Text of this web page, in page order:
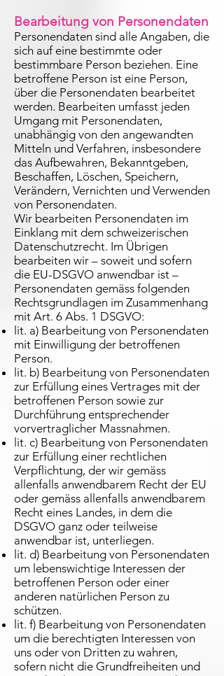
Bearbeitung von Personendaten
Personendaten sind alle Angaben, die
sich auf eine bestimmte oder
bestimmbare Person beziehen. Eine
betroffene Person ist eine Person,
über die Personendaten bearbeitet
werden. Bearbeiten umfasst jeden
Umgang mit Personendaten,
unabhängig von den angewandten
Mitteln und Verfahren, insbesondere
das Aufbewahren, Bekanntgeben,
Beschaffen, Löschen, Speichern,
Verändern, Vernichten und Verwenden
von Personendaten.
Wir bearbeiten Personendaten im
Einklang mit dem schweizerischen
Datenschutzrecht. Im Übrigen
bearbeiten wir – soweit und sofern
die EU-DSGVO anwendbar ist –
Personendaten gemäss folgenden
Rechtsgrundlagen im Zusammenhang
mit Art. 6 Abs. 1 DSGVO:
lit. a) Bearbeitung von Personendaten
mit Einwilligung der betroffenen
Person.
lit. b) Bearbeitung von Personendaten
zur Erfüllung eines Vertrages mit der
betroffenen Person sowie zur
Durchführung entsprechender
vorvertraglicher Massnahmen.
lit. c) Bearbeitung von Personendaten
zur Erfüllung einer rechtlichen
Verpflichtung, der wir gemäss
allenfalls anwendbarem Recht der EU
oder gemäss allenfalls anwendbarem
Recht eines Landes, in dem die
DSGVO ganz oder teilweise
anwendbar ist, unterliegen.
lit. d) Bearbeitung von Personendaten
um lebenswichtige Interessen der
betroffenen Person oder einer
anderen natürlichen Person zu
schützen.
lit. f) Bearbeitung von Personendaten
um die berechtigten Interessen von
uns oder von Dritten zu wahren,
sofern nicht die Grundfreiheiten und